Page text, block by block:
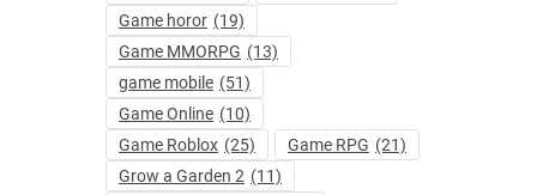
Game horor (19)
Game MMORPG (13)
game mobile (51)
Game Online (10)
Game Roblox (25) Game RPG (21)
Grow a Garden 2 (11)